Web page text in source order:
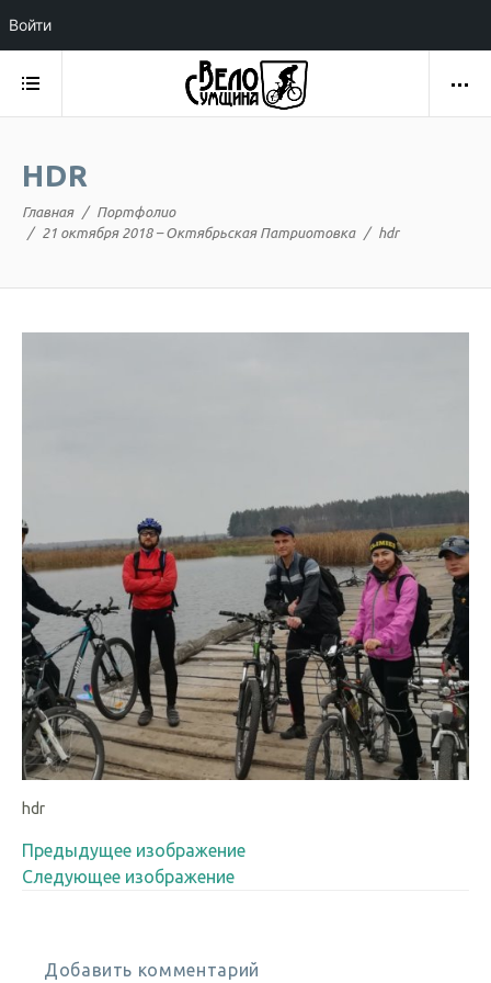
HDR
Главная
Портфолио
21 октября 2018 – Октябрьская Патриотовка
hdr
hdr
Предыдущее изображение
Следующее изображение
Добавить комментарий
Войти